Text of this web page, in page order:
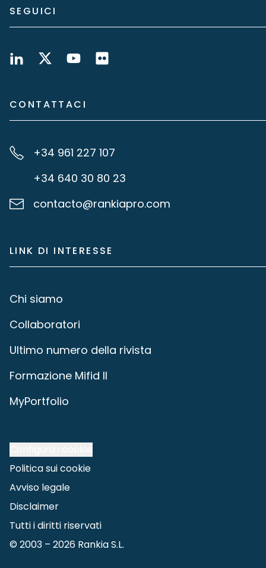
SEGUICI
CONTATTACI
+34 961 227 107
+34 640 30 80 23
contacto@rankiapro.com
LINK DI INTERESSE
Chi siamo
Collaboratori
Ultimo numero della rivista
Formazione Mifid II
MyPortfolio
Politica sui cookie
Avviso legale
Disclaimer
Tutti i diritti riservati
© 2003 – 2026 Rankia S.L.